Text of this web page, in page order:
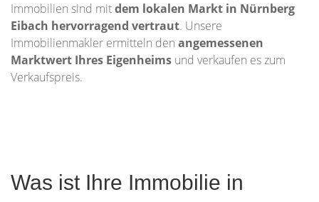
Immobilien sind mitdem lokalen Markt in Nürnberg
Eibach hervorragend vertraut. Unsere
Immobilienmakler ermitteln den angemessenen
Marktwert Ihres Eigenheims und verkaufen es zum
Verkaufspreis.
Was ist Ihre Immobilie in